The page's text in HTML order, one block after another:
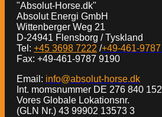
"Absolut-Horse.dk"
Absolut Energi GmbH
Wittenberger Weg 21
D-24941 Flensborg / Tyskland
Tel: +45 3698 7222 /+49-461-
Fax: +49-461-9787 9190
Email: info@absolut-horse.dk
Int. momsnummer DE 276 840 152
Vores Globale Lokationsnr.
(GLN Nr.) 43 99902 13573 3